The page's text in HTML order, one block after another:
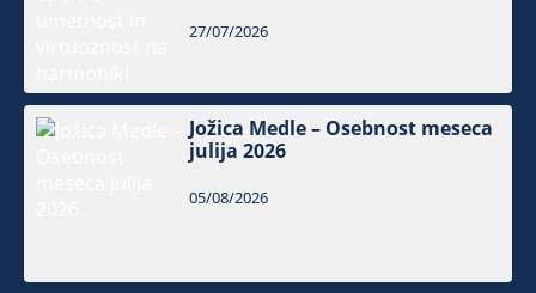
27/07/2026
Jožica Medle – Osebnost meseca
julija 2026
05/08/2026